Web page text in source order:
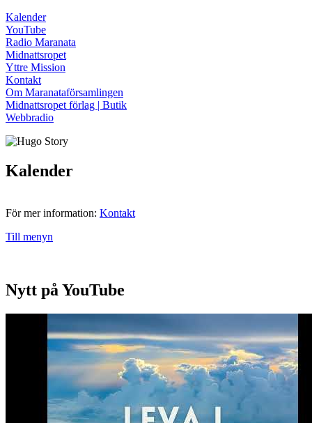
Kalender
YouTube
Radio Maranata
Midnattsropet
Yttre Mission
Kontakt
Om Maranataförsamlingen
Midnattsropet förlag | Butik
Webbradio
Kalender
För mer information: Kontakt
Till menyn
Nytt på YouTube